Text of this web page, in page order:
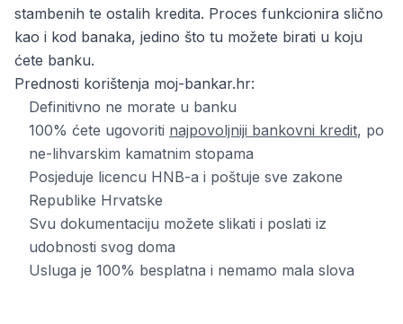
stambenih te ostalih kredita. Proces funkcionira slično
kao i kod banaka, jedino što tu možete birati u koju
ćete banku.
Prednosti korištenja moj-bankar.hr:
Definitivno ne morate u banku
100% ćete ugovoriti najpovoljniji bankovni kredit, po
ne-lihvarskim kamatnim stopama
Posjeduje licencu HNB-a i poštuje sve zakone
Republike Hrvatske
Svu dokumentaciju možete slikati i poslati iz
udobnosti svog doma
Usluga je 100% besplatna i nemamo mala slova